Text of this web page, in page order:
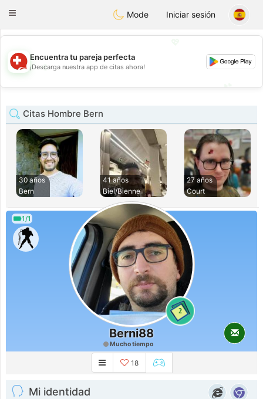
Suissi
Toggle
Mode Iniciar sesión
💖
💕
Encuentra tu pareja perfecta
¡Descarga nuestra app de citas ahora!
Citas Hombre Bern
30 años
Bern
41 años
Biel/Bienne
27 años
Court
1/1
2
Berni88
Mucho tiempo
18
Mi identidad